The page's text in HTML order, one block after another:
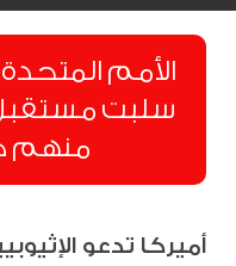
الأمم
منهم
أميركا تدعو